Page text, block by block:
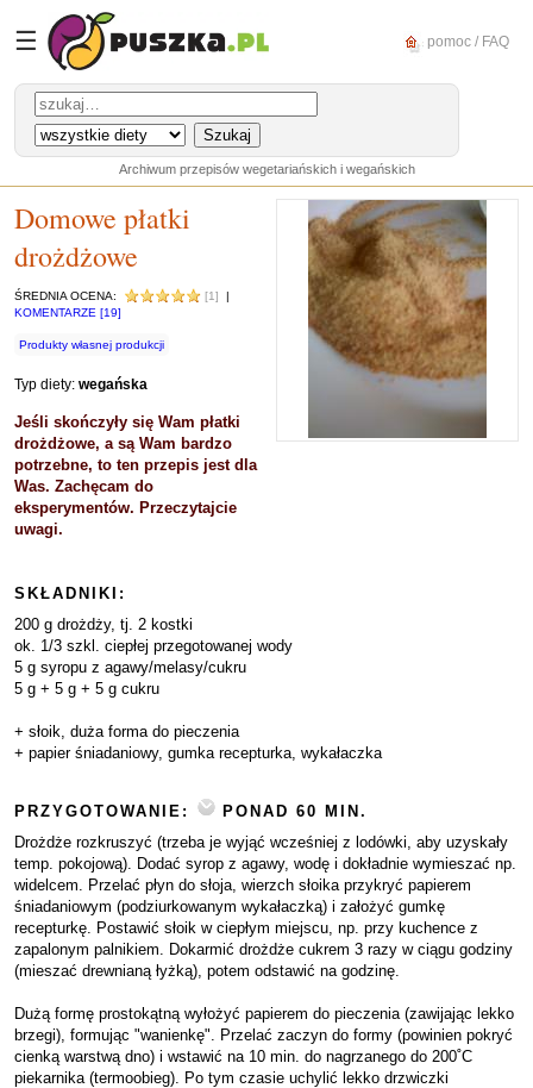
☰ pomoc / FAQ
Archiwum przepisów wegetariańskich i wegańskich
Domowe płatki
drożdżowe
ŚREDNIA OCENA: [1]
|
KOMENTARZE [19]
Produkty własnej produkcji
Typ diety: wegańska
Jeśli skończyły się Wam płatki
drożdżowe, a są Wam bardzo
potrzebne, to ten przepis jest dla
Was. Zachęcam do
eksperymentów. Przeczytajcie
uwagi.
SKŁADNIKI:
200 g drożdży, tj. 2 kostki
ok. 1/3 szkl. ciepłej przegotowanej wody
5 g syropu z agawy/melasy/cukru
5 g + 5 g + 5 g cukru
+ słoik, duża forma do pieczenia
+ papier śniadaniowy, gumka recepturka, wykałaczka
PRZYGOTOWANIE:
PONAD 60 MIN.
Drożdże rozkruszyć (trzeba je wyjąć wcześniej z lodówki, aby uzyskały
temp. pokojową). Dodać syrop z agawy, wodę i dokładnie wymieszać np.
widelcem. Przelać płyn do słoja, wierzch słoika przykryć papierem
śniadaniowym (podziurkowanym wykałaczką) i założyć gumkę
recepturkę. Postawić słoik w ciepłym miejscu, np. przy kuchence z
zapalonym palnikiem. Dokarmić drożdże cukrem 3 razy w ciągu godziny
(mieszać drewnianą łyżką), potem odstawić na godzinę.
Dużą formę prostokątną wyłożyć papierem do pieczenia (zawijając lekko
brzegi), formując "wanienkę". Przelać zaczyn do formy (powinien pokryć
cienką warstwą dno) i wstawić na 10 min. do nagrzanego do 200˚C
piekarnika (termoobieg). Po tym czasie uchylić lekko drzwiczki